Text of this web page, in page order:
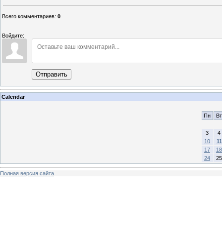
Всего комментариев: 0
Войдите:
Отправить
Calendar
Пн Вт
3
4
10
11
17
18
24
25
Полная версия сайта